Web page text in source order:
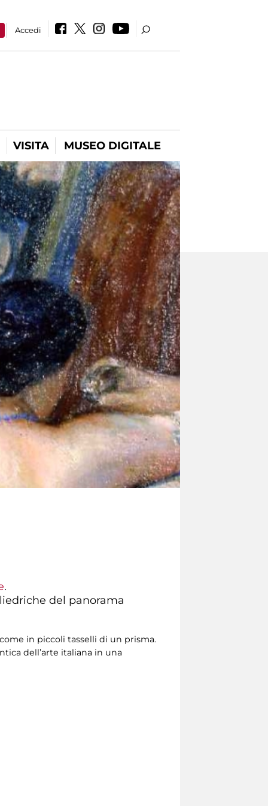
Accedi
VISITA MUSEO DIGITALE
.
del panorama
in piccoli tasselli di un prisma.
dell’arte italiana in una